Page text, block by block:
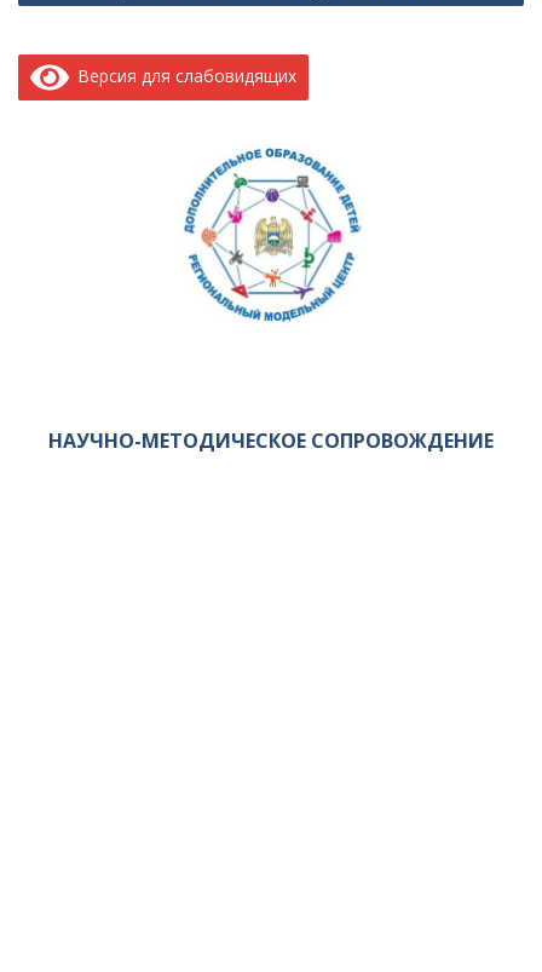
Версия для слабовидящих
НАУЧНО-МЕТОДИЧЕСКОЕ СОПРОВОЖДЕНИЕ